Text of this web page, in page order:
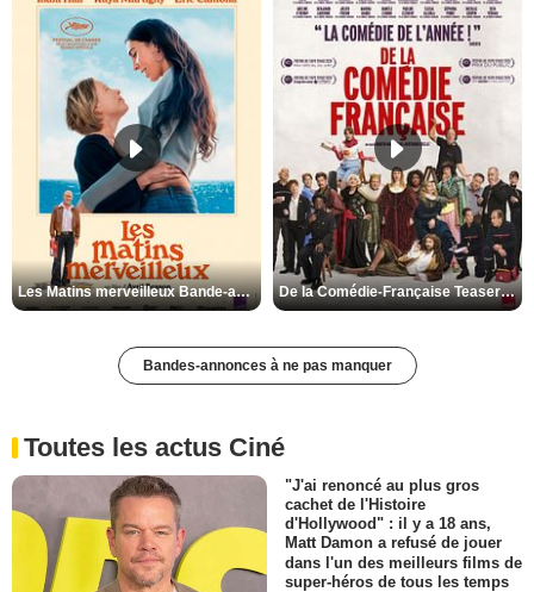
Les Matins merveilleux Bande-annonce VF De la Comédie-Française Teaser VF
Bandes-annonces à ne pas manquer
Toutes les actus Ciné
"J'ai renoncé au plus gros
cachet de l'Histoire
d'Hollywood" : il y a 18 ans,
Matt Damon a refusé de jouer
dans l'un des meilleurs films de
super-héros de tous les temps